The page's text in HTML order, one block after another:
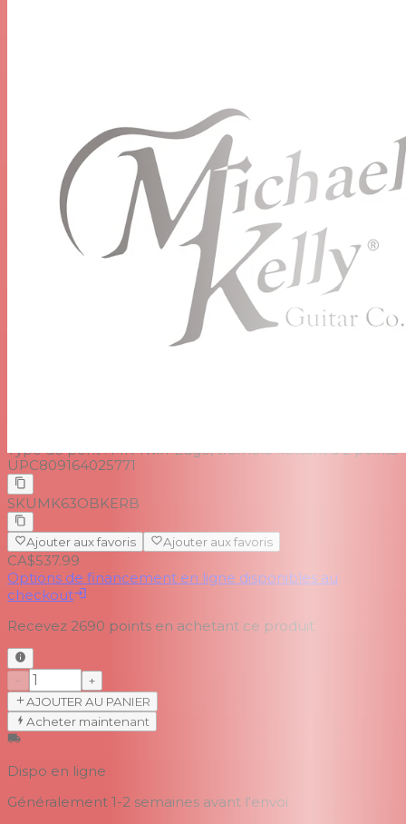
Type de tige de ferme Double action
Matériau de l'écrou : Os synthétique
Largeur d'écrou:
1 11/16" (43 mm)
Cordes : D'Addario XL110 (.10-.46)
ÉLECTRONIQUE
Électronique:
1 x Volume, 1 x Tone (avec bobine push/pull
MK Fat Single Bobine
Bobine simple centrale MK Classic
MK Vintage Plus Humbucker
Type de pont : MK Twin-Edge, trémolo flottant à 2 points
UPC809164025771
SKU MK63OBKERB
Ajouter aux favoris Ajouter aux favoris
CA$537.99
Options de financement en ligne disponibles au
checkout
Recevez 2690 points en achetant ce produit
−
+
AJOUTER AU PANIER
Acheter maintenant
Dispo en ligne
Généralement 1-2 semaines avant l'envoi